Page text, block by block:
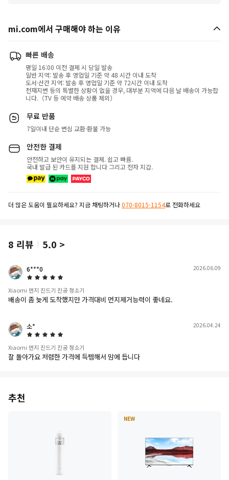
mi.com에서 구매해야 하는 이유
빠른 배송
평일 16:00 이전 결제 시 당일 발송
일반 지역: 발송 후 영업일 기준 약 48 시간 이내 도착
도서·산간 지역: 발송 후 영업일 기준 약 72시간 이내 도착
천재지변 등의 특별한 상황이 없을 경우, 대부분 지역에 다음 날 배송이 가능합
니다.（TV 등 예약 배송 상품 제외）
무료 반품
7일이내 단순 변심 교환·환불 가능
안전한 결제
안전하고 보안이 유지되는 결제. 쉽고 빠름.
국내 발급 된 카드를 지원 합니다 그리고 전자 지갑.
더 많은 도움이 필요하세요? 지금 채팅하거나070-8015-1154로 전화하세요
8 리뷰 5.0 >
6***0
5 Star
2026.06.09
Xiaomi 먼지 진드기 진공 청소기
배송이 좀 늦게 도착했지만 가격대비 먼지제거능력이 좋네요.
소*
5 Star
2026.04.24
Xiaomi 먼지 진드기 진공 청소기
잘 돌아가요 저렴한 가격에 득템해서 맘에 듭니다
추천
NEW